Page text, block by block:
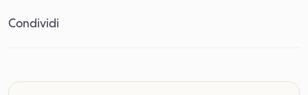
Condividi